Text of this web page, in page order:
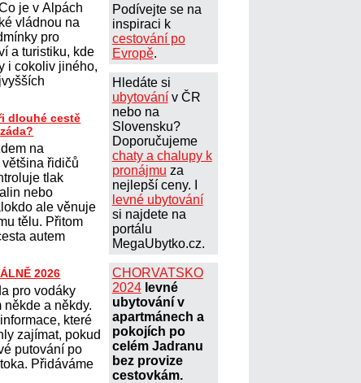
Podívejte se na
inspiraci k
cestování po
Evropě.
Hledáte si
ubytovánív ČR
nebo na
Slovensku?
Doporučujeme
chaty a chalupy k
pronájmu za
nejlepší ceny. I
levné ubytování
si najdete na
portálu
MegaUbytko.cz.
CHORVATSKO
2024 levné
ubytování v
apartmánech a
pokojích po
celém Jadranu
bez provize
cestovkám.
je v Alpách
vládnou na
pro
a turistiku, kde
i cokoliv jiného,
dlouhé cestě
na
řidičů
tlak
nebo
ale věnuje
tělu. Přitom
autem
2026
pro vodáky
někde a někdy.
které
zajímat, pokud
putování po
Přidáváme